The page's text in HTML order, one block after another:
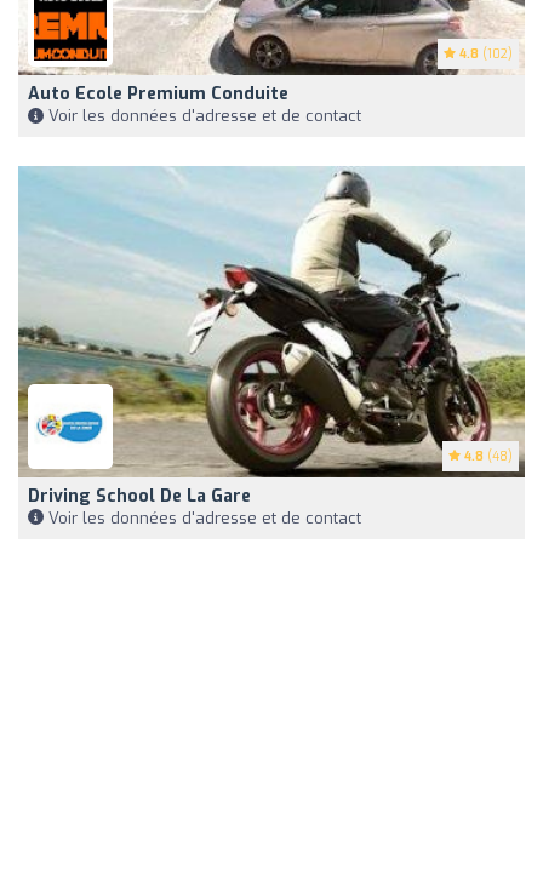
4.8 (102)
Auto Ecole Premium Conduite
Voir les données d'adresse et de contact
4.8 (48)
Driving School De La Gare
Voir les données d'adresse et de contact